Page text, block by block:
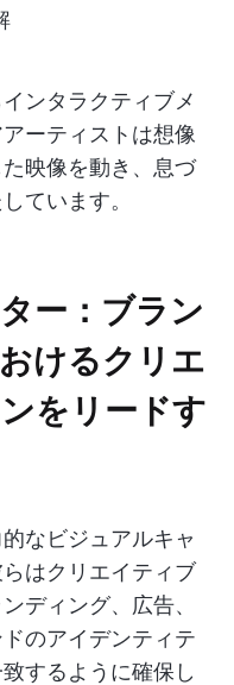
ンタラクティブメ
ーティストは想像
映像を動き、息づ
ています。
ー：ブラン
けるクリエ
をリードす
なビジュアルキャ
はクリエイティブ
ディング、広告、
のアイデンティテ
するように確保し